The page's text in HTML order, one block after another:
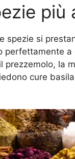
più
spezie si
perfettamente a
prezzemolo, la
cure